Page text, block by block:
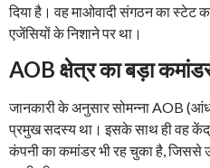
दिया है। वह माओवादी संगठन का स्टेट
एजेंसियों के निशाने पर था।
AOB क्षेत्र का बड़ा
जानकारी के अनुसार सोमन्ना AOB
प्रमुख सदस्य था। इसके साथ ही वह
कंपनी का कमांडर भी रह चुका है,